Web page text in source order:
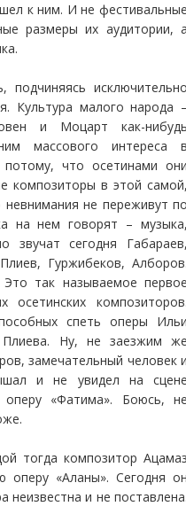
к ним. И не
размеры их аудитории,
Культура малого народа
и Моцарт как-
массового интереса
что осетинами
композиторы в этой
не переживут
на нем говорят –
звучат сегодня
Гуржибеков,
так называемое
осетинских
спеть оперы
Плиева. Ну, не заезжим
замечательный человек
и не увидел на
«Фатима». Боюсь,
тогда композитор
оперу «Аланы». Сегодня
неизвестна и не